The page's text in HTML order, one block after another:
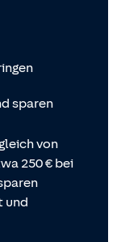
sparen
von
250 € bei
und